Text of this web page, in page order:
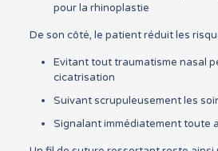
pour la rhinoplastie
De son côté, le patient réduit les
Evitant tout traumatisme nasal
cicatrisation
Suivant scrupuleusement les
Signalant immédiatement toute